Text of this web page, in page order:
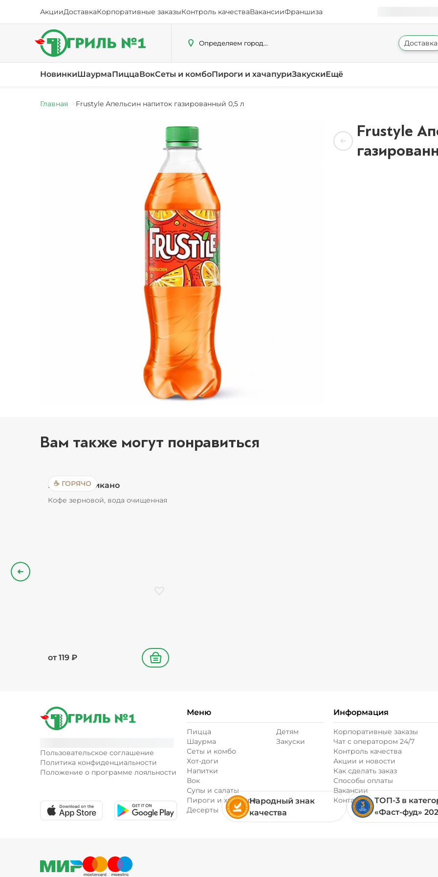
АкцииДоставкаКорпоративные заказыКонтроль качестваВакансииФраншиза
Определяем город... Доставка
НовинкиШаурмаПиццаВокСеты и комбоПироги и хачапуриЗакускиЕщё
Главная Frustyle Апельсин напиток газированный 0,5 л
Frustyle
Вам также могут понравиться
☕ ГОРЯЧО
Кофе Американо
Кофе зерновой, вода очищенная
от 119 ₽ В корзину
Назад
Пользовательское соглашение
Политика конфиденциальности
Положение о программе лояльности
Меню
Пицца
Шаурма
Сеты и комбо
Хот-доги
Напитки
Вок
Супы и салаты
Пироги и хачапури
Десерты
Детям
Закуски
Информация
Корпоративные заказы
Чат с оператором 24/7
Контроль качества
Акции и новости
Как сделать заказ
Способы оплаты
Вакансии
Контакты
Народный знак
качества
ТОП-3 в
«Фаст-фуд»